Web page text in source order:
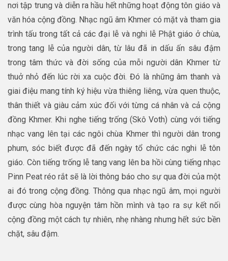
nơi tập trung và diễn ra hầu hết những hoạt động tôn giáo và
văn hóa cộng đồng. Nhạc ngũ âm Khmer có mặt và tham gia
trình tấu trong tất cả các đại lễ và nghi lễ Phật giáo ở chùa,
trong tang lễ của người dân, từ lâu đã in dấu ấn sâu đậm
trong tâm thức và đời sống của mỗi người dân Khmer từ
thuở nhỏ đến lúc rời xa cuộc đời. Đó là những âm thanh và
giai điệu mang tính ký hiệu vừa thiêng liêng, vừa quen thuộc,
thân thiết và giàu cảm xúc đối với từng cá nhân và cả cộng
đồng Khmer. Khi nghe tiếng trống (Skô Voth) cùng với tiếng
nhạc vang lên tại các ngôi chùa Khmer thì người dân trong
phum, sóc biết được đã đến ngày tổ chức các nghi lễ tôn
giáo. Còn tiếng trống lễ tang vang lên ba hồi cùng tiếng nhạc
Pinn Peat réo rắt sẽ là lời thông báo cho sự qua đời của một
ai đó trong cộng đồng. Thông qua nhạc ngũ âm, mọi người
được cùng hòa nguyện tâm hồn mình và tạo ra sự kết nối
cộng đồng một cách tự nhiên, nhẹ nhàng nhưng hết sức bền
chặt, sâu đậm.